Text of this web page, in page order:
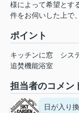
様によって希望とす
件をお伺いした上で
ポイント
キッチンに窓 シス
追焚機能浴室
担当者のコメン
日が入り